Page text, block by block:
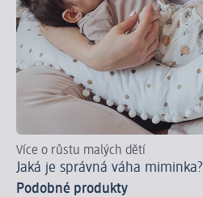
Více o růstu malých dětí
Jaká je správná váha miminka?
Podobné produkty